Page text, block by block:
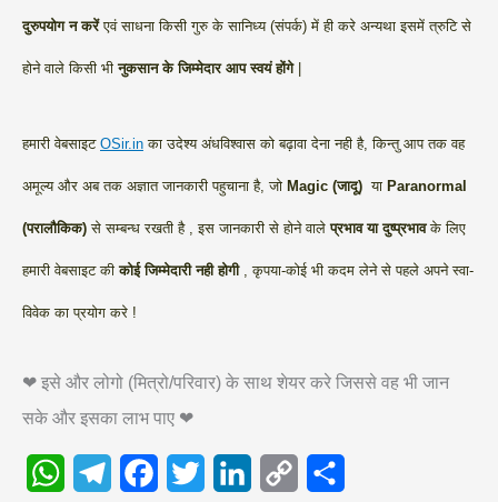
दुरुपयोग न करेंएवं साधना किसी गुरु के सानिध्य (संपर्क) में ही करे अन्यथा इसमें त्रुटि से
होने वाले किसी भीनुकसान के जिम्मेदार आप स्वयं होंगे|
हमारी वेबसाइट OSir.in का उदेश्य अंधविश्वास को बढ़ावा देना नही है, किन्तु आप तक वह
अमूल्य और अब तक अज्ञात जानकारी पहुचाना है, जो Magic (जादू) या Paranormal
(परालौकिक) से सम्बन्ध रखती है , इस जानकारी से होने वालेप्रभाव या दुष्प्रभावके लिए
हमारी वेबसाइट कीकोई जिम्मेदारी नही होगी, कृपया-कोई भी कदम लेने से पहले अपने स्वा-
विवेक का प्रयोग करे !
❤ इसे और लोगो (मित्रो/परिवार) के साथ शेयर करे जिससे वह भी जान
सके और इसका लाभ पाए ❤
W